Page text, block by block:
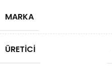
MARKA
ÜRETICI